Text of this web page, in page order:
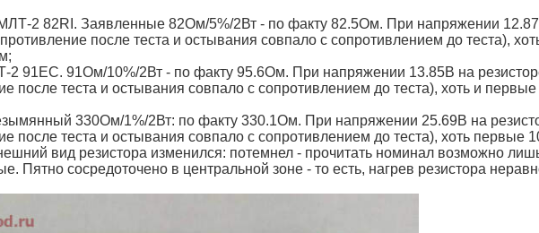
2 82RI. Заявленные 82Ом/5%/2Вт - по факту 82.5Ом. При напряжении
после теста и остывания совпало с сопротивлением до теста),
2 91ЕС. 91Ом/10%/2Вт - по факту 95.6Ом. При напряжении 13.85В на
после теста и остывания совпало с сопротивлением до теста), хоть и
330Ом/1%/2Вт: по факту 330.1Ом. При напряжении 25.69В на
после теста и остывания совпало с сопротивлением до теста), хоть первые
вид резистора изменился: потемнел - прочитать номинал возможно
Пятно сосредоточено в центральной зоне - то есть, нагрев резистора